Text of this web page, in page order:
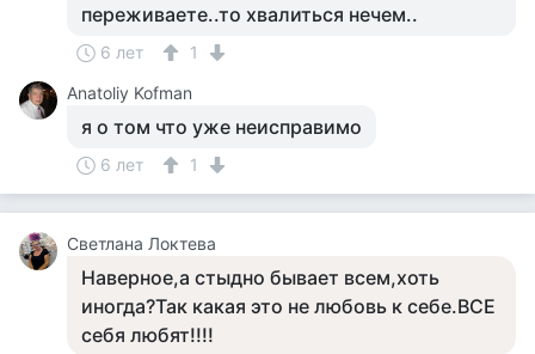
переживаете..то хвалиться нечем..
6 лет
1
Anatoliy Kofman
я о том что уже неисправимо
6 лет 1
Светлана Локтева
Наверное,а стыдно бывает всем,хоть
иногда?Так какая это не любовь к себе.ВСЕ
себя любят!!!!